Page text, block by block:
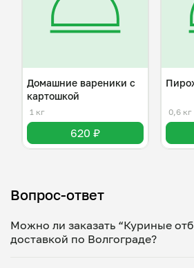
Домашние вареники с
картошкой
1 кг
620 ₽
0,6 кг
Вопрос-ответ
Можно ли заказать “Куриные
доставкой по Волгограде?